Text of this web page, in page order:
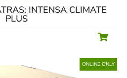
INTENSA CLIMATE
PLUS
ONLINE ONLY